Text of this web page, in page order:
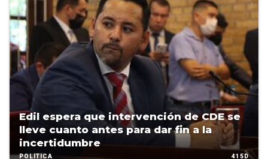
Edil espera que intervención de CDE se
lleve cuanto antes para dar fin a la
incertidumbre
POLÍTICA 415D